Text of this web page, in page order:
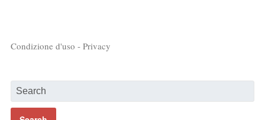
Condizione d'uso - Privacy